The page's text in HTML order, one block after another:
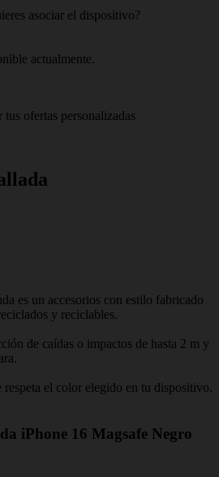
asociar el dispositivo?
actualmente.
ofertas personalizadas
es un accesorios con estilo fabricado
y reciclables.
de caídas o impactos de hasta 2 m y
respeta el color elegido en tu dispositivo.
iPhone 16 Magsafe Negro